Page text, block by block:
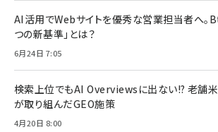
AI活用でWebサイトを優秀な営業担当者へ。
つの新基準」とは？
6月24日 7:05
検索上位でもAI Overviewsに出ない!? 老舗
が取り組んだGEO施策
4月20日 8:00